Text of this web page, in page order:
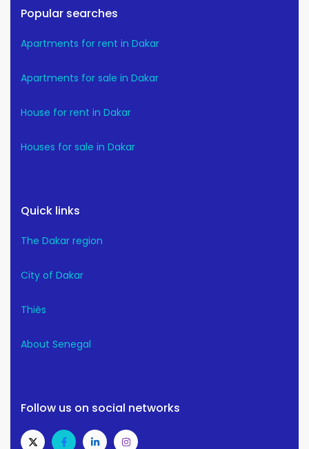
Popular searches
Apartments for rent in Dakar
Apartments for sale in Dakar
House for rent in Dakar
Houses for sale in Dakar
Quick links
The Dakar region
City of Dakar
Thiès
About Senegal
Follow us on social networks